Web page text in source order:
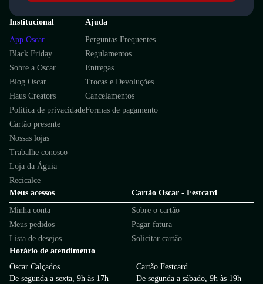
Institucional
App Oscar
Black Friday
Sobre a Oscar
Blog Oscar
Haus Creators
Política de privacidade
Cartão presente
Nossas lojas
Trabalhe conosco
Loja da Águia
Recicalce
Ajuda
Perguntas Frequentes
Regulamentos
Entregas
Trocas e Devoluções
Cancelamentos
Formas de pagamento
Meus acessos
Minha conta
Meus pedidos
Lista de desejos
Cartão Oscar - Festcard
Sobre o cartão
Pagar fatura
Solicitar cartão
Horário de atendimento
Oscar Calçados
De segunda a sexta, 9h às 17h
Cartão Festcard
De segunda a sábado, 9h às 19h